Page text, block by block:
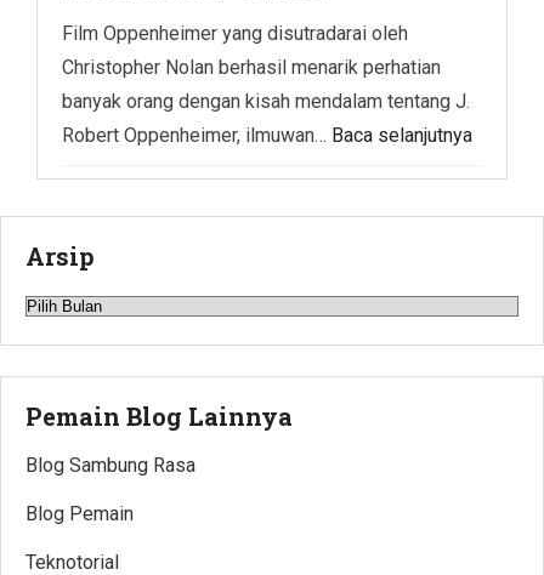
Film Oppenheimer yang disutradarai oleh
Christopher Nolan berhasil menarik perhatian
banyak orang dengan kisah mendalam tentang J.
Robert Oppenheimer, ilmuwan… Baca selanjutnya
Arsip
Arsip
Pemain Blog Lainnya
Blog Sambung Rasa
Blog Pemain
Teknotorial